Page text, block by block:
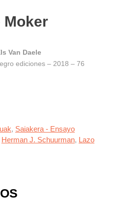
Moker
Van Daele
ediciones – 2018 – 76
, Saiakera - Ensayo
Herman J. Schuurman, Lazo